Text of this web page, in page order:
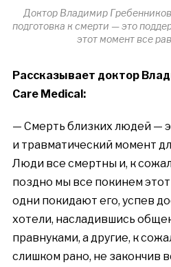
Доктор Владимир
подготовка к смерти — это
этот момент все
Рассказывает доктор
Care Medical:
— Смерть близких людей —
и травматический момент
Люди все смертны и, к
поздно мы все покинем
одни покидают его, успев
хотели, насладившись
правнуками, а другие, к
слишком рано, не закончив